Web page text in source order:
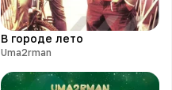
В городе лето
Uma2rman